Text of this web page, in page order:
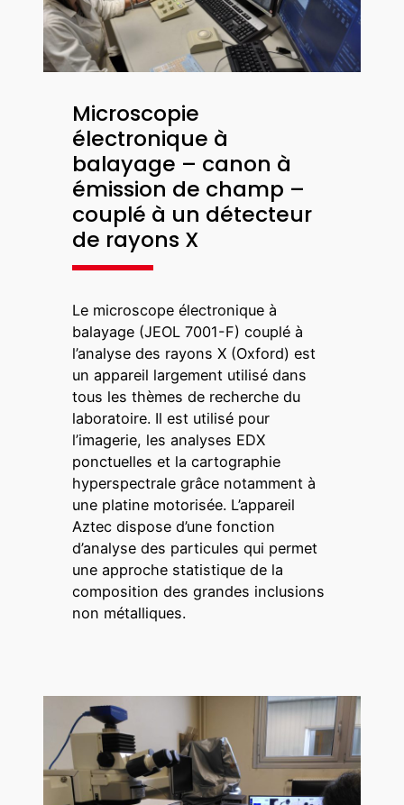
Microscopie
électronique à
balayage – canon à
émission de champ –
couplé à un détecteur
de rayons X
Le microscope électronique à
balayage (JEOL 7001-F) couplé à
l’analyse des rayons X (Oxford) est
un appareil largement utilisé dans
tous les thèmes de recherche du
laboratoire. Il est utilisé pour
l’imagerie, les analyses EDX
ponctuelles et la cartographie
hyperspectrale grâce notamment à
une platine motorisée. L’appareil
Aztec dispose d’une fonction
d’analyse des particules qui permet
une approche statistique de la
composition des grandes inclusions
non métalliques.